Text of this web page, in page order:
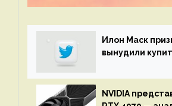
механике
Илон Маск
вынудили
NVIDIA